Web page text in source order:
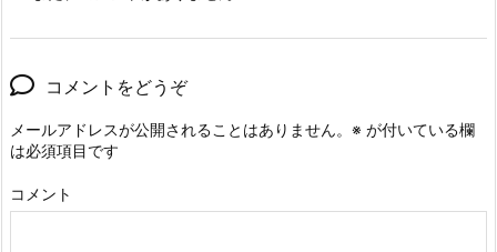
コメントをどうぞ
メールアドレスが公開されることはありません。 ※ が付いている欄
は必須項目です
コメント